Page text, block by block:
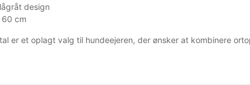
design
cm
er et oplagt valg til hundeejeren, der ønsker at kombinere